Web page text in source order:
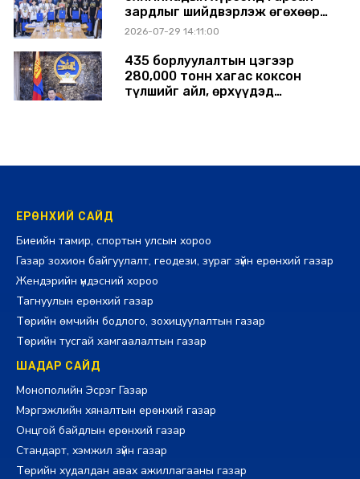
зардлыг шийдвэрлэж өгөхөөр
болов
2026-07-29 14:11:00
435 борлуулалтын цэгээр
280,000 тонн хагас коксон
түлшийг айл, өрхүүдэд
ЕРӨНХИЙ САЙД
Биеийн тамир, спортын улсын хороо
Газар зохион байгуулалт, геодези, зураг зүйн ерөнхий газар
Жендэрийн үндэсний хороо
Тагнуулын ерөнхий газар
Төрийн өмчийн бодлого, зохицуулалтын газар
Төрийн тусгай хамгаалалтын газар
ШАДАР САЙД
Монополийн Эсрэг Газар
Мэргэжлийн хяналтын ерөнхий газар
Онцгой байдлын ерөнхий газар
Стандарт, хэмжил зүйн газар
Төрийн худалдан авах ажиллагааны газар